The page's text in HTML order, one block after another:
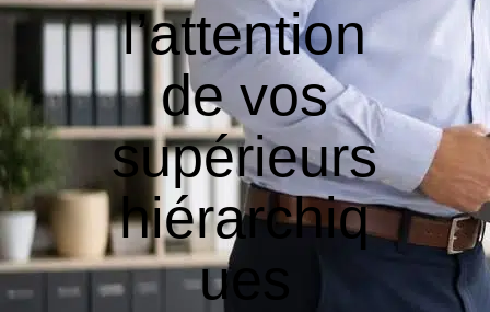
l’attention
de vos
supérieurs
hiérarchiq
ues